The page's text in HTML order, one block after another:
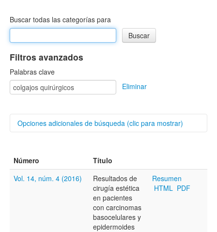
Buscar todas las categorías para
Filtros avanzados
Palabras clave
Eliminar
Opciones adicionales de búsqueda (clic para mostrar)
Autores/as
Número
Título
Vol. 14, núm. 4 (2016)
Resultados de
cirugía estética
en pacientes
con carcinomas
basocelulares y
epidermoides
Resumen
HTML PDF